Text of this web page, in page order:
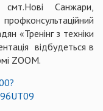
Санжари,
«Тренінг з техніки
відбудеться в
ZOOM.